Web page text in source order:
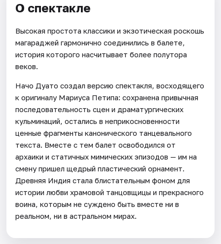
О спектакле
Высокая простота классики и экзотическая роскошь
магараджей гармонично соединились в балете,
история которого насчитывает более полутора
веков.
Начо Дуато создал версию спектакля, восходящего
к оригиналу Мариуса Петипа: сохранена привычная
последовательность сцен и драматургических
кульминаций, остались в неприкосновенности
ценные фрагменты канонического танцевального
текста. Вместе с тем балет освободился от
архаики и статичных мимических эпизодов — им на
смену пришел щедрый пластический орнамент.
Древняя Индия стала блистательным фоном для
истории любви храмовой танцовщицы и прекрасного
воина, которым не суждено быть вместе ни в
реальном, ни в астральном мирах.